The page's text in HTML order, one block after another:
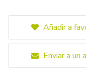
Añadir a
Enviar a un